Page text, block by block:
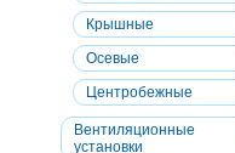
Крышные
Осевые
Центробежные
Вентиляционные
установки